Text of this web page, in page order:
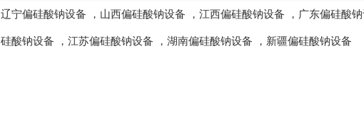
辽宁偏硅酸钠设备 ， 山西偏硅酸钠设备 ， 江西偏硅酸钠设备 ， 广东偏硅酸
硅酸钠设备 ， 江苏偏硅酸钠设备 ， 湖南偏硅酸钠设备 ， 新疆偏硅酸钠设备